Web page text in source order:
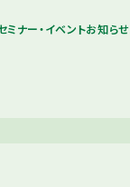
ミナー・イベントお知らせ